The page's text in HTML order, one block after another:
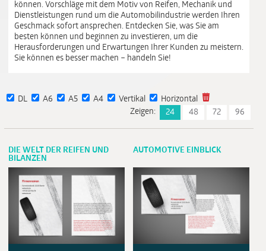
können. Vorschläge mit dem Motiv von Reifen, Mechanik und
Dienstleistungen rund um die Automobilindustrie werden Ihren
Geschmack sofort ansprechen. Entdecken Sie, was Sie am
besten können und beginnen zu investieren, um die
Herausforderungen und Erwartungen Ihrer Kunden zu meistern.
Sie können es besser machen – handeln Sie!
DL A6 A5 A4 Vertikal
Horizontal
Zeigen:
24 48 72 96
DIE WELT DER REIFEN UND
BILANZEN
AUTOMOTIVE EINBLICK